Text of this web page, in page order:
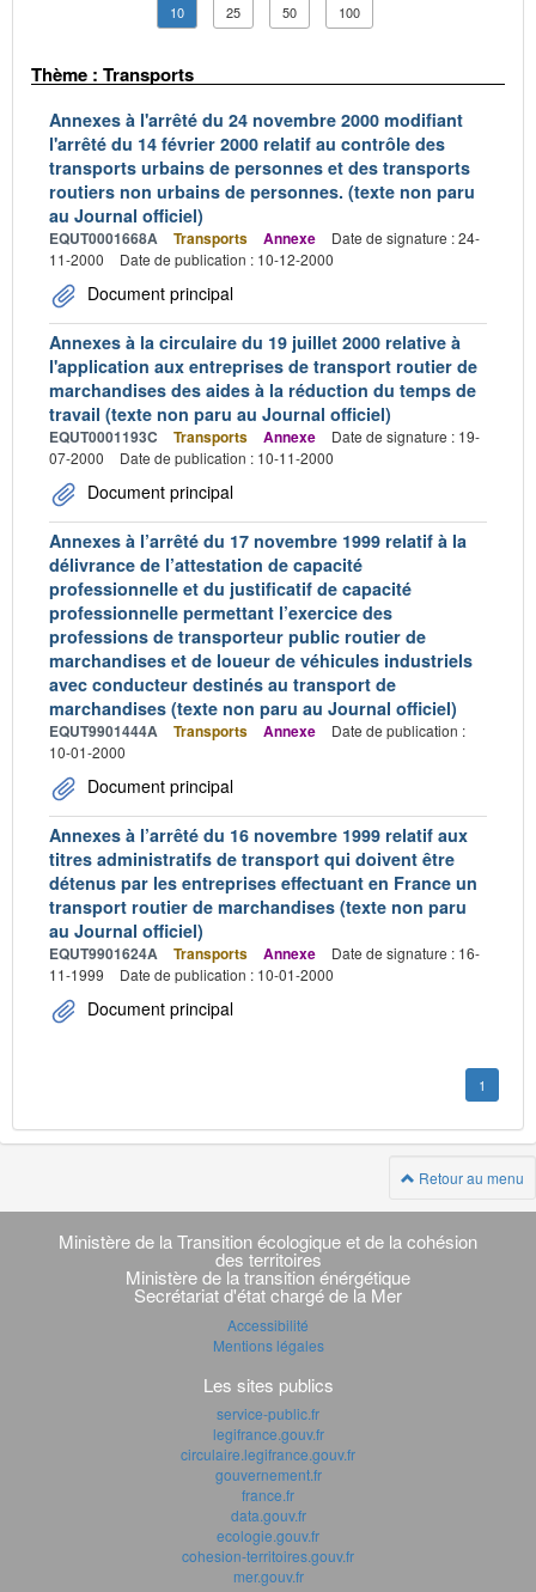
10 25 50 100
Thème : Transports
Annexes à l'arrêté du 24 novembre 2000 modifiant
l'arrêté du 14 février 2000 relatif au contrôle des
transports urbains de personnes et des transports
routiers non urbains de personnes. (texte non paru
au Journal officiel)
EQUT0001668A Transports Annexe
Date de signature : 24-
11-2000
Date de publication : 10-12-2000
Document principal
Annexes à la circulaire du 19 juillet 2000 relative à
l'application aux entreprises de transport routier de
marchandises des aides à la réduction du temps de
travail (texte non paru au Journal officiel)
EQUT0001193C Transports Annexe
Date de signature : 19-
07-2000
Date de publication : 10-11-2000
Document principal
Annexes à l’arrêté du 17 novembre 1999 relatif à la
délivrance de l’attestation de capacité
professionnelle et du justificatif de capacité
professionnelle permettant l’exercice des
professions de transporteur public routier de
marchandises et de loueur de véhicules industriels
avec conducteur destinés au transport de
marchandises (texte non paru au Journal officiel)
EQUT9901444A Transports Annexe
Date de publication :
10-01-2000
Document principal
Annexes à l’arrêté du 16 novembre 1999 relatif aux
titres administratifs de transport qui doivent être
détenus par les entreprises effectuant en France un
transport routier de marchandises (texte non paru
au Journal officiel)
EQUT9901624A Transports Annexe
Date de signature : 16-
11-1999
Date de publication : 10-01-2000
Document principal
1
Retour au menu
Navigation
transverse
Ministère de la Transition écologique et de la cohésion
des territoires
Ministère de la transition énérgétique
Secrétariat d'état chargé de la Mer
Accessibilité
Mentions légales
Les sites publics
service-public.fr
legifrance.gouv.fr
circulaire.legifrance.gouv.fr
gouvernement.fr
france.fr
data.gouv.fr
ecologie.gouv.fr
cohesion-territoires.gouv.fr
mer.gouv.fr